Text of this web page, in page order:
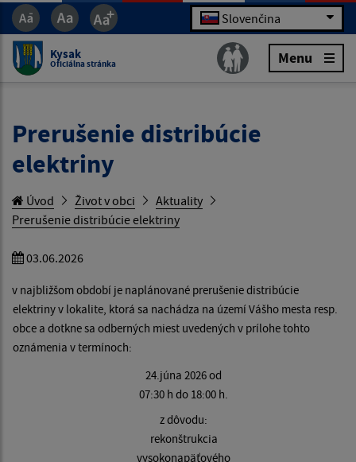
Slovenčina
Kysak
Oficiálna stránka Menu
Prerušenie distribúcie
elektriny
Úvod Život v obci
Aktuality
Prerušenie distribúcie elektriny
03.06.2026
v najbližšom období je naplánované prerušenie distribúcie
elektriny v lokalite, ktorá sa nachádza na území Vášho mesta resp.
obce a dotkne sa odberných miest uvedených v prílohe tohto
oznámenia v termínoch:
24.júna 2026 od
07:30 h do 18:00 h.
z dôvodu:
rekonštrukcia
vysokonapäťového